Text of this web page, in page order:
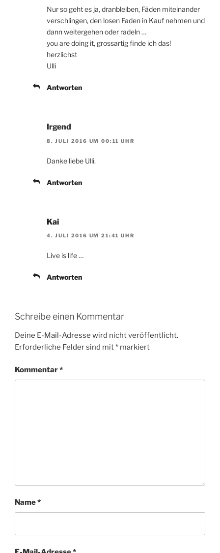
Nur so geht es ja, dranbleiben, Fäden miteinander
verschlingen, den losen Faden in Kauf nehmen und
dann weitergehen oder radeln …
you are doing it, grossartig finde ich das!
herzlichst
Ulli
Antworten
Irgend
8. JULI 2016 UM 00:11 UHR
Danke liebe Ulli.
Antworten
Kai
4. JULI 2016 UM 21:41 UHR
Live is life …
Antworten
Schreibe einen Kommentar
Deine E-Mail-Adresse wird nicht veröffentlicht.
Erforderliche Felder sind mit* markiert
Kommentar*
Name*